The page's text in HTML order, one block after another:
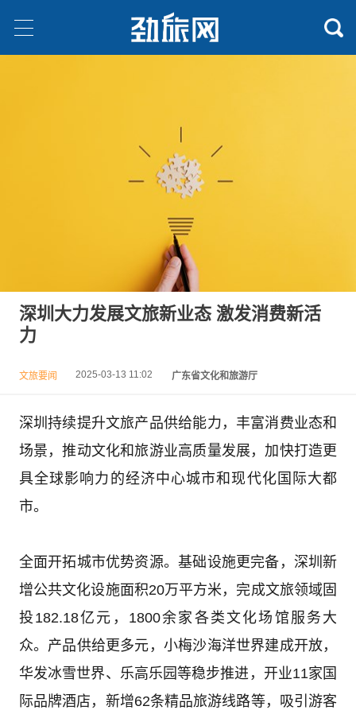
深圳大力发展文旅新业态 激发消费新活
力
文旅要闻 2025-03-13 11:02 广东省文化和旅游厅
深圳持续提升文旅产品供给能力，丰富消费业态和
场景，推动文化和旅游业高质量发展，加快打造更
具全球影响力的经济中心城市和现代化国际大都
市。
全面开拓城市优势资源。基础设施更完备，深圳新
增公共文化设施面积20万平方米，完成文旅领域固
投182.18亿元，1800余家各类文化场馆服务大
众。产品供给更多元，小梅沙海洋世界建成开放，
华发冰雪世界、乐高乐园等稳步推进，开业11家国
际品牌酒店，新增62条精品旅游线路等，吸引游客